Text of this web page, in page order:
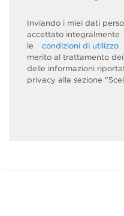
Inviando i miei dati
accettato integralmente
le
condizioni di utilizzo
merito al trattamento
delle informazioni
privacy alla sezione